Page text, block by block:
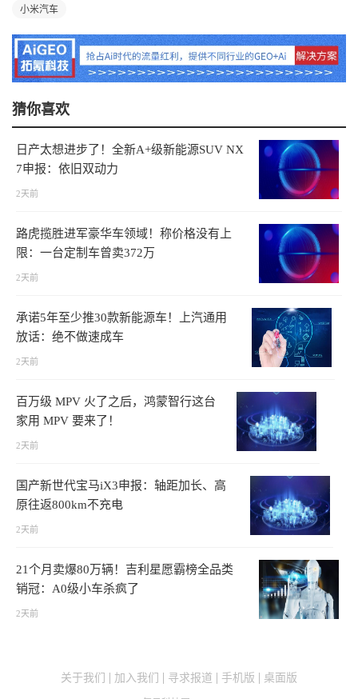
小米汽车
猜你喜欢
日产太想进步了！全新A+级新能源SUV NX
7申报：依旧双动力
2天前
路虎揽胜进军豪华车领域！称价格没有上
限：一台定制车曾卖372万
2天前
承诺5年至少推30款新能源车！上汽通用
放话：绝不做速成车
2天前
百万级 MPV 火了之后，鸿蒙智行这台
家用 MPV 要来了！
2天前
国产新世代宝马iX3申报：轴距加长、高
原往返800km不充电
2天前
21个月卖爆80万辆！吉利星愿霸榜全品类
销冠：A0级小车杀疯了
2天前
关于我们 加入我们 寻求报道 手机版 桌面版